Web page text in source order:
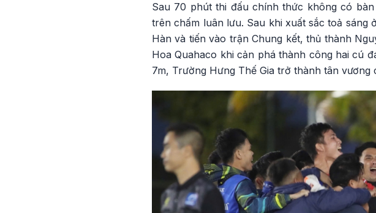
Sau 70 phút thi đấu chính thức không có
trên chấm luân lưu. Sau khi xuất sắc toả sáng
Hàn và tiến vào trận Chung kết, thủ thành
Hoa Quahaco khi cản phá thành công hai cú
7m, Trường Hưng Thế Gia trở thành tân vương